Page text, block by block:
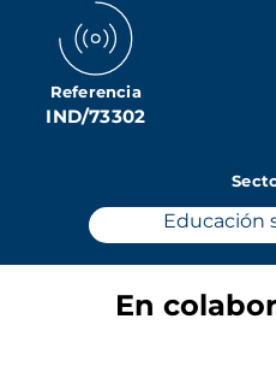
Referencia
IND/73302
Educación
En